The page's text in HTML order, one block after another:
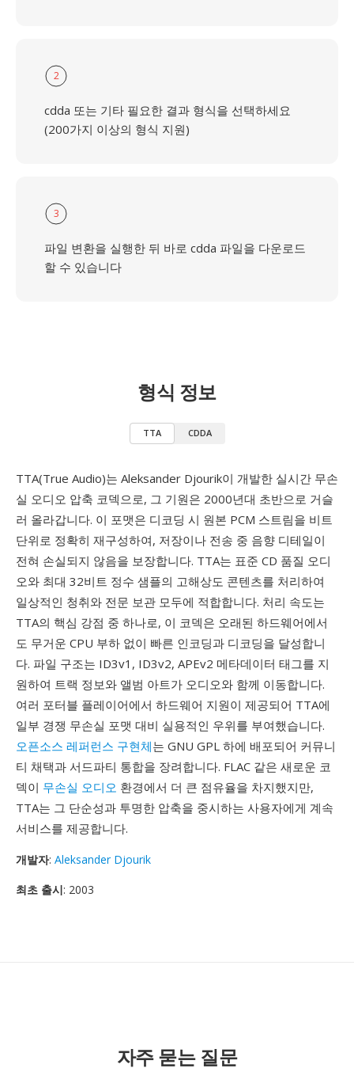
2
cdda 또는 기타 필요한 결과 형식을 선택하세요
(200가지 이상의 형식 지원)
3
파일 변환을 실행한 뒤 바로 cdda 파일을 다운로드
할 수 있습니다
형식 정보
TTA CDDA
TTA(True Audio)는 Aleksander Djourik이 개발한 실시간 무손
실 오디오 압축 코덱으로, 그 기원은 2000년대 초반으로 거슬
러 올라갑니다. 이 포맷은 디코딩 시 원본 PCM 스트림을 비트
단위로 정확히 재구성하여, 저장이나 전송 중 음향 디테일이
전혀 손실되지 않음을 보장합니다. TTA는 표준 CD 품질 오디
오와 최대 32비트 정수 샘플의 고해상도 콘텐츠를 처리하여
일상적인 청취와 전문 보관 모두에 적합합니다. 처리 속도는
TTA의 핵심 강점 중 하나로, 이 코덱은 오래된 하드웨어에서
도 무거운 CPU 부하 없이 빠른 인코딩과 디코딩을 달성합니
다. 파일 구조는 ID3v1, ID3v2, APEv2 메타데이터 태그를 지
원하여 트랙 정보와 앨범 아트가 오디오와 함께 이동합니다.
여러 포터블 플레이어에서 하드웨어 지원이 제공되어 TTA에
일부 경쟁 무손실 포맷 대비 실용적인 우위를 부여했습니다.
오픈소스 레퍼런스 구현체는 GNU GPL 하에 배포되어 커뮤니
티 채택과 서드파티 통합을 장려합니다. FLAC 같은 새로운 코
덱이 무손실 오디오 환경에서 더 큰 점유율을 차지했지만,
TTA는 그 단순성과 투명한 압축을 중시하는 사용자에게 계속
서비스를 제공합니다.
개발자: Aleksander Djourik
최초 출시: 2003
자주 묻는 질문